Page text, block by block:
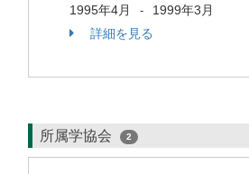
1995年4月
-
1999年3月
詳細を見る
所属学協会 2